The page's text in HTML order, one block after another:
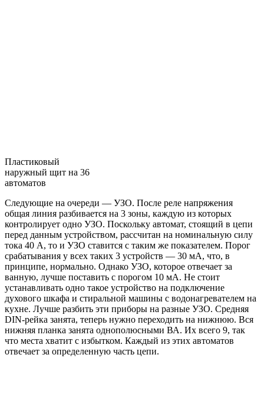
Пластиковый
наружный щит на 36
автоматов
Следующие на очереди — УЗО. После реле напряжения
общая линия разбивается на 3 зоны, каждую из которых
контролирует одно УЗО. Поскольку автомат, стоящий в цепи
перед данным устройством, рассчитан на номинальную силу
тока 40 А, то и УЗО ставится с таким же показателем. Порог
срабатывания у всех таких 3 устройств — 30 мА, что, в
принципе, нормально. Однако УЗО, которое отвечает за
ванную, лучше поставить с порогом 10 мА. Не стоит
устанавливать одно такое устройство на подключение
духового шкафа и стиральной машины с водонагревателем на
кухне. Лучше разбить эти приборы на разные УЗО. Средняя
DIN-рейка занята, теперь нужно переходить на нижнюю. Вся
нижняя планка занята однополюсными ВА. Их всего 9, так
что места хватит с избытком. Каждый из этих автоматов
отвечает за определенную часть цепи.